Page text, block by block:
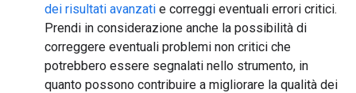
dei risultati avanzati e correggi eventuali errori critici.
Prendi in considerazione anche la possibilità di
correggere eventuali problemi non critici che
potrebbero essere segnalati nello strumento, in
quanto possono contribuire a migliorare la qualità dei